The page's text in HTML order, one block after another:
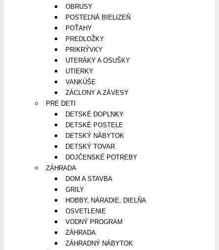
OBRUSY
POSTEĽNÁ BIELIZEŇ
POŤAHY
PREDLOŽKY
PRIKRÝVKY
UTERÁKY A OSUŠKY
UTIERKY
VANKÚŠE
ZÁCLONY A ZÁVESY
PRE DETI
DETSKÉ DOPLNKY
DETSKÉ POSTELE
DETSKÝ NÁBYTOK
DETSKÝ TOVAR
DOJČENSKÉ POTREBY
ZÁHRADA
DOM A STAVBA
GRILY
HOBBY, NÁRADIE, DIELŇA
OSVETLENIE
VODNÝ PROGRAM
ZÁHRADA
ZÁHRADNÝ NÁBYTOK